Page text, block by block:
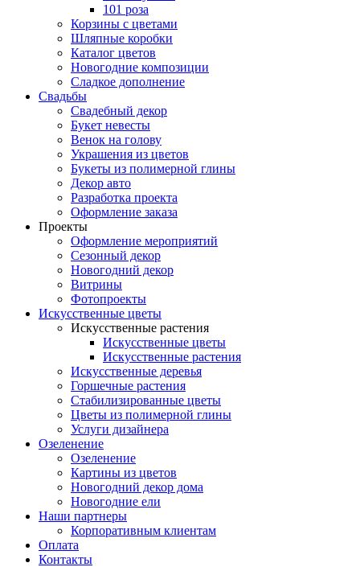
101 роза
Корзины с цветами
Шляпные коробки
Каталог цветов
Новогодние композиции
Сладкое дополнение
Свадьбы
Свадебный декор
Букет невесты
Венок на голову
Украшения из цветов
Букеты из полимерной глины
Декор авто
Разработка проекта
Оформление заказа
Проекты
Оформление мероприятий
Сезонный декор
Новогодний декор
Витрины
Фотопроекты
Искусственные цветы
Искусственные растения
Искусственные цветы
Искусственные растения
Искусственные деревья
Горшечные растения
Стабилизированные цветы
Цветы из полимерной глины
Услуги дизайнера
Озеленение
Озеленение
Картины из цветов
Новогодний декор дома
Новогодние ели
Наши партнеры
Корпоративным клиентам
Оплата
Контакты